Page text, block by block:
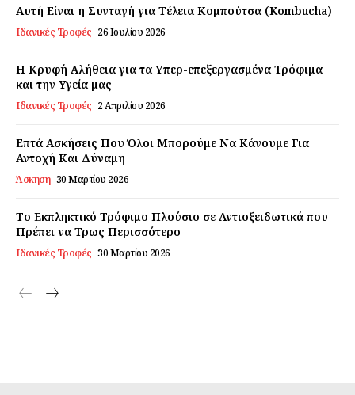
Daily Food
Σχετικά με εμάς
Αποποίηση Ευθυνών
Ο λογαριασμός μου
Επικοινωνία
Αυτή Είναι η Συνταγή για Τέλεια Κομπούτσα (Kombucha)
Ιδανικές Τροφές 26 Ιουλίου 2026
Η Κρυφή Αλήθεια για τα Υπερ-επεξεργασμένα Τρόφιμα
και την Υγεία μας
Ιδανικές Τροφές 2 Απριλίου 2026
Επτά Ασκήσεις Που Όλοι Μπορούμε Να Κάνουμε Για
Αντοχή Και Δύναμη
Άσκηση 30 Μαρτίου 2026
Το Εκπληκτικό Τρόφιμο Πλούσιο σε Αντιοξειδωτικά που
Πρέπει να Τρως Περισσότερο
Ιδανικές Τροφές 30 Μαρτίου 2026